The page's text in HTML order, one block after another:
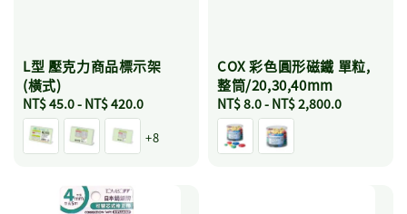
L型 壓克力商品標示架
(橫式)
Regular
price
NT$ 45.0- NT$ 420.0
+8
COX 彩色圓形磁鐵 單粒,
整筒/20,30,40mm
Regular
price
NT$ 8.0- NT$ 2,800.0